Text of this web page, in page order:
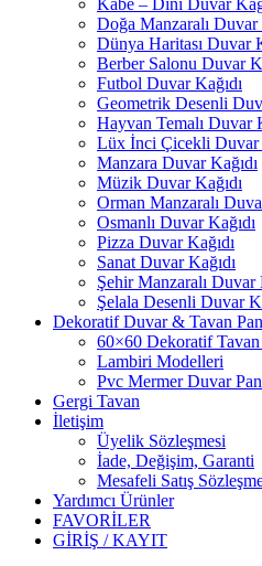
Kabe – Dini Duvar
Doğa Manzaralı Duvar
Dünya Haritası Duvar
Berber Salonu Duvar
Futbol Duvar Kağıdı
Geometrik Desenli
Hayvan Temalı Duvar
Lüx İnci Çicekli Duvar
Manzara Duvar Kağıdı
Müzik Duvar Kağıdı
Orman Manzaralı
Osmanlı Duvar Kağıdı
Pizza Duvar Kağıdı
Sanat Duvar Kağıdı
Şehir Manzaralı Duvar
Şelala Desenli Duvar
Dekoratif Duvar & Tavan
60×60 Dekoratif
Lambiri Modelleri
Pvc Mermer Duvar
Gergi Tavan
İletişim
Üyelik Sözleşmesi
İade, Değişim, Garanti
Mesafeli Satış
Yardımcı Ürünler
FAVORİLER
GİRİŞ / KAYIT